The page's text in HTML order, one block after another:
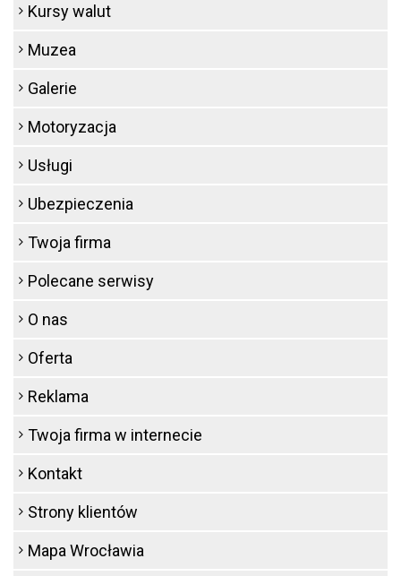
Kursy walut
Muzea
Galerie
Motoryzacja
Usługi
Ubezpieczenia
Twoja firma
Polecane serwisy
O nas
Oferta
Reklama
Twoja firma w internecie
Kontakt
Strony klientów
Mapa Wrocławia